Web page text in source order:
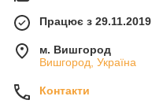
Працює з 29.11.2019
м. Вишгород
Вишгород, Україна
Контакти